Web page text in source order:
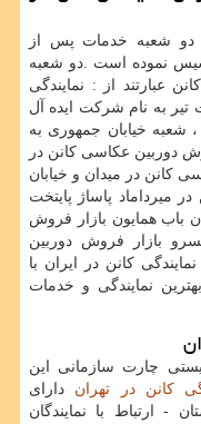
دو شعبه خدمات پس از
نموده است .دو شعبه
عبارتند از : نمایندگی
تیر به نام شرکت ایده آل
، شعبه خیابان جمهوری به
دوربین عکاسی کانن در
کانن در میدان و خیابان
میرداماد پاساژ پایتخت
باب همایون بازار فروش
بازار فروش دوربین
کانن در ایران با
نمایندگی و خدمات
چارت سازمانی این
کانن در تهران دارای
ارتباط با نمایندگان